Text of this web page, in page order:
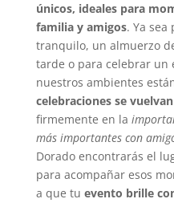
únicos, ideales para
familia y amigos. Ya sea
tranquilo, un almuerzo
tarde o para celebrar un
nuestros ambientes
celebraciones se
firmemente en la
más importantes con
Dorado encontrarás el
para acompañar esos
a que tu evento brille